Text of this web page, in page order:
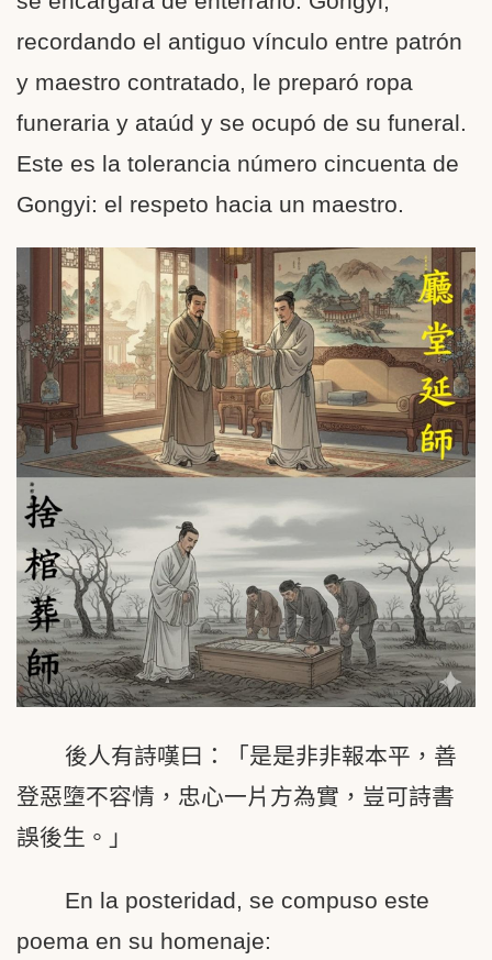
recordando el antiguo vínculo entre patrón
y maestro contratado, le preparó ropa
funeraria y ataúd y se ocupó de su funeral.
Este es la tolerancia número cincuenta de
Gongyi: el respeto hacia un maestro.
後人有詩嘆曰：「是是非非報本平，善
登惡墮不容情，忠心一片方為實，豈可詩書
誤後生。」
En la posteridad, se compuso este
poema en su homenaje: